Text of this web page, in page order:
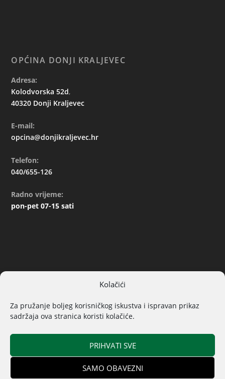
Kolačići
Za pružanje boljeg korisničkog iskustva i ispravan prikaz
sadržaja ova stranica koristi kolačiće.
PRIHVATI SVE
SAMO OBAVEZNI
OPĆINA DONJI KRALJEVEC
Adresa:
Kolodvorska 52d,
40320 Donji Kraljevec
E-mail:
opcina@donjikraljevec.hr
Telefon:
040/655-126
Radno vrijeme:
pon-pet 07-15 sati
Općina Donji Kraljevec© 2019. Sva prava pridržana | Izrada